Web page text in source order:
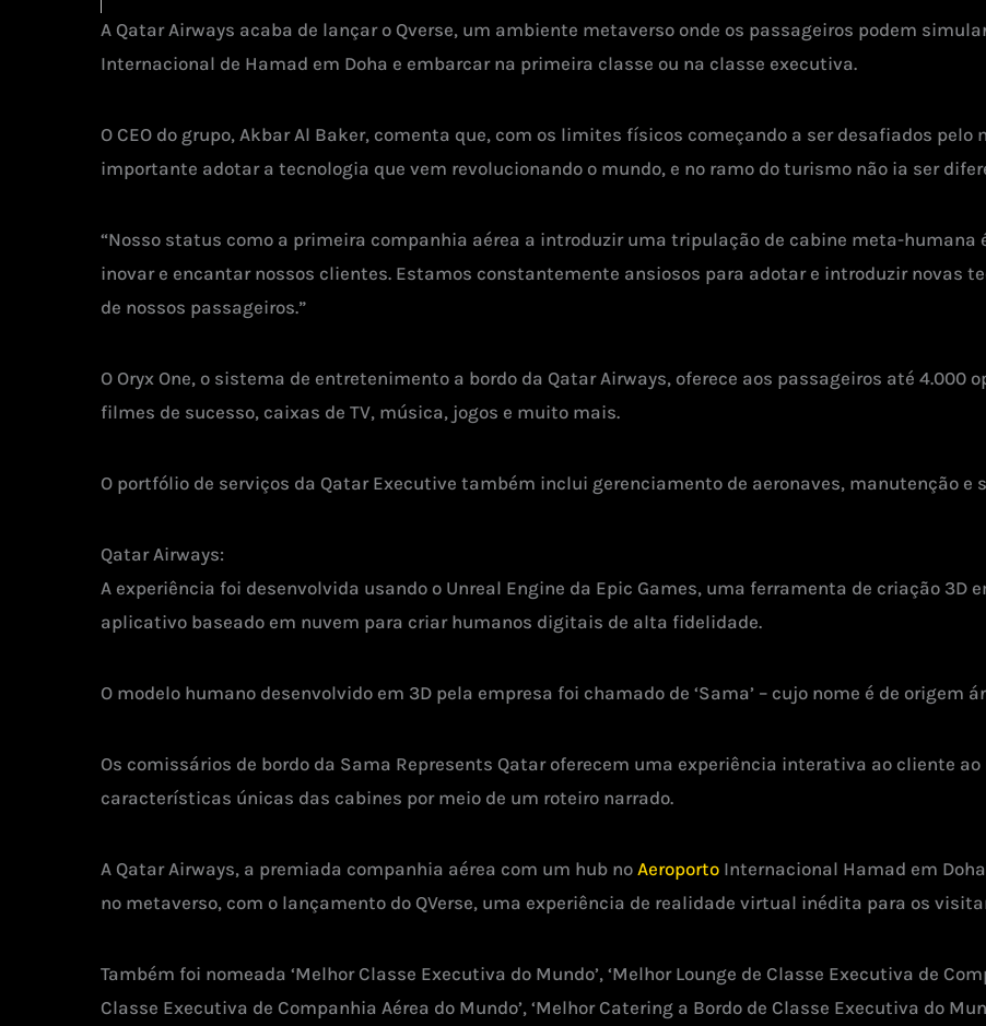
A Qatar Airways acaba de lançar o Qverse, um ambiente metaverso onde os passageiros podem
Internacional de Hamad em Doha e embarcar na primeira classe ou na classe executiva.
O CEO do grupo, Akbar Al Baker, comenta que, com os limites físicos começando a ser desafiados
importante adotar a tecnologia que vem revolucionando o mundo, e no ramo do turismo não ia ser
“Nosso status como a primeira companhia aérea a introduzir uma tripulação de cabine meta-humana
inovar e encantar nossos clientes. Estamos constantemente ansiosos para adotar e introduzir novas
de nossos passageiros.”
O Oryx One, o sistema de entretenimento a bordo da Qatar Airways, oferece aos passageiros até 4.000
filmes de sucesso, caixas de TV, música, jogos e muito mais.
O portfólio de serviços da Qatar Executive também inclui gerenciamento de aeronaves, manutenção e
Qatar Airways:
A experiência foi desenvolvida usando o Unreal Engine da Epic Games, uma ferramenta de criação 3D
aplicativo baseado em nuvem para criar humanos digitais de alta fidelidade.
O modelo humano desenvolvido em 3D pela empresa foi chamado de ‘Sama’ – cujo nome é de origem
Os comissários de bordo da Sama Represents Qatar oferecem uma experiência interativa ao cliente
características únicas das cabines por meio de um roteiro narrado.
A Qatar Airways, a premiada companhia aérea com um hub no Aeroporto Internacional Hamad em
no metaverso, com o lançamento do QVerse, uma experiência de realidade virtual inédita para os
Também foi nomeada ‘Melhor Classe Executiva do Mundo’, ‘Melhor Lounge de Classe Executiva de
Classe Executiva de Companhia Aérea do Mundo’, ‘Melhor Catering a Bordo de Classe Executiva do